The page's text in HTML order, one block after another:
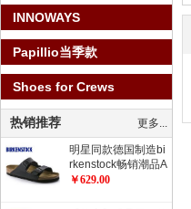
仕）
INNOWAYS
Papillio当季款
Shoes for Crews
热销推荐 更多...
明星同款德国制造bi
rkenstock畅销潮品A
rizona健康软木拖鞋
￥629.00